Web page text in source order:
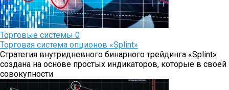
Торговые системы 0
Торговая система опционов «Splint»
Стратегия внутридневного бинарного трейдинга «Splint»
создана на основе простых индикаторов, которые в своей
совокупности